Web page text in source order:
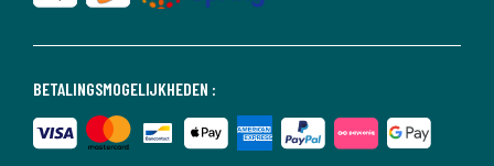
BETALINGSMOGELIJKHEDEN :